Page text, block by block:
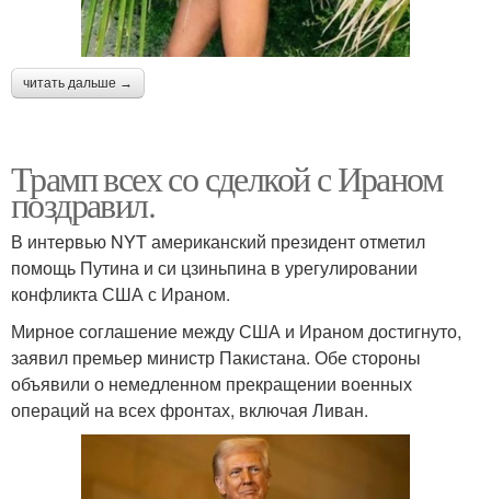
читать дальше →
Трамп всех со сделкой с Ираном
поздравил.
В интервью NYT американский президент отметил
помощь Путина и си цзиньпина в урегулировании
конфликта США с Ираном.
Мирное соглашение между США и Ираном достигнуто,
заявил премьер министр Пакистана. Обе стороны
объявили о немедленном прекращении военных
операций на всех фронтах, включая Ливан.